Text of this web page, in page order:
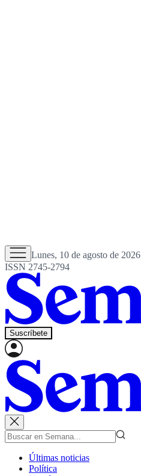
Lunes, 10 de agosto de 2026
ISSN 2745-2794
Suscríbete
Últimas noticias
Política